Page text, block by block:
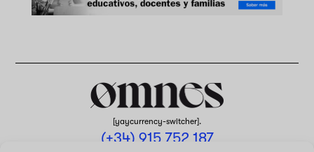
[yaycurrency-switcher].
(+34) 915 752 187